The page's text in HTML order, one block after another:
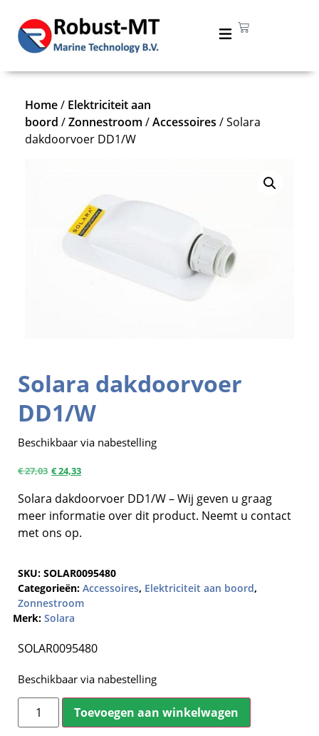
Solara dakdoorvoer
DD1/W
Beschikbaar via nabestelling
€27,03 €24,33
Solara dakdoorvoer DD1/W – Wij geven u graag
meer informatie over dit product. Neemt u contact
met ons op.
SKU: SOLAR0095480
Categorieën: Accessoires, Elektriciteit aan boord,
Zonnestroom
Merk: Solara
SOLAR0095480
Beschikbaar via nabestelling
Toevoegen aan winkelwagen
Home/ Elektriciteit aan
boord /Zonnestroom /Accessoires / Solara
dakdoorvoer DD1/W